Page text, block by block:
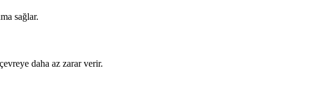
sağlar.
daha az zarar verir.